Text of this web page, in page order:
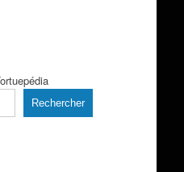
Rechercher